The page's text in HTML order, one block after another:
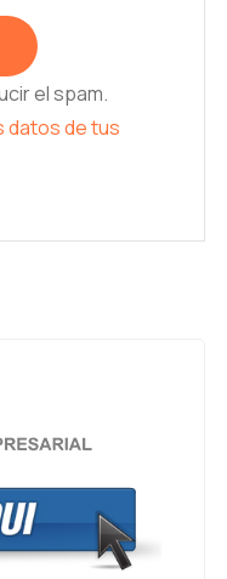
el spam.
datos de tus